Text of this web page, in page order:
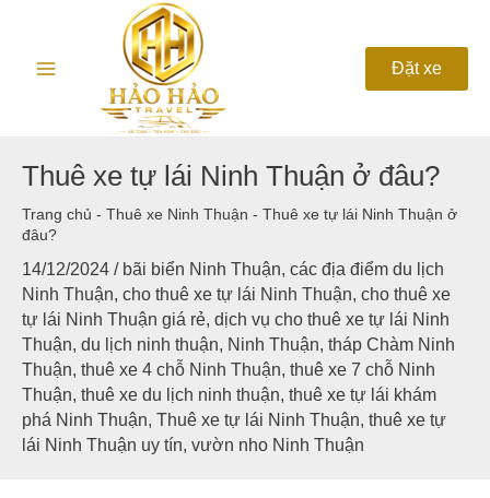
Menu
Đặt xe
Thuê xe tự lái Ninh Thuận ở đâu?
Trang chủ - Thuê xe Ninh Thuận - Thuê xe tự lái Ninh Thuận ở
đâu?
14/12/2024 / bãi biển Ninh Thuận, các địa điểm du lịch
Ninh Thuận, cho thuê xe tự lái Ninh Thuận, cho thuê xe
tự lái Ninh Thuận giá rẻ, dịch vụ cho thuê xe tự lái Ninh
Thuận, du lịch ninh thuận, Ninh Thuận, tháp Chàm Ninh
Thuận, thuê xe 4 chỗ Ninh Thuận, thuê xe 7 chỗ Ninh
Thuận, thuê xe du lịch ninh thuận, thuê xe tự lái khám
phá Ninh Thuận, Thuê xe tự lái Ninh Thuận, thuê xe tự
lái Ninh Thuận uy tín, vườn nho Ninh Thuận